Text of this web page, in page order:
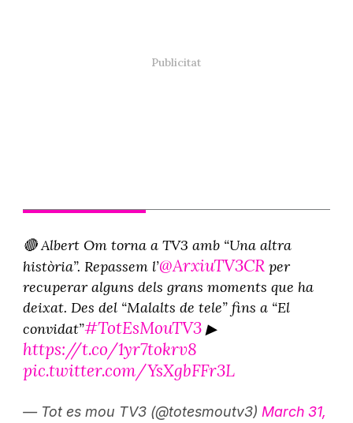
🔴 Albert Om torna a TV3 amb “Una altra
història”. Repassem l’@ArxiuTV3CRper
recuperar alguns dels grans moments que ha
deixat. Des del “Malalts de tele” fins a “El
convidat”#TotEsMouTV3▶
https://t.co/1yr7tokrv8
pic.twitter.com/YsXgbFFr3L
— Tot es mou TV3 (@totesmoutv3) March 31,